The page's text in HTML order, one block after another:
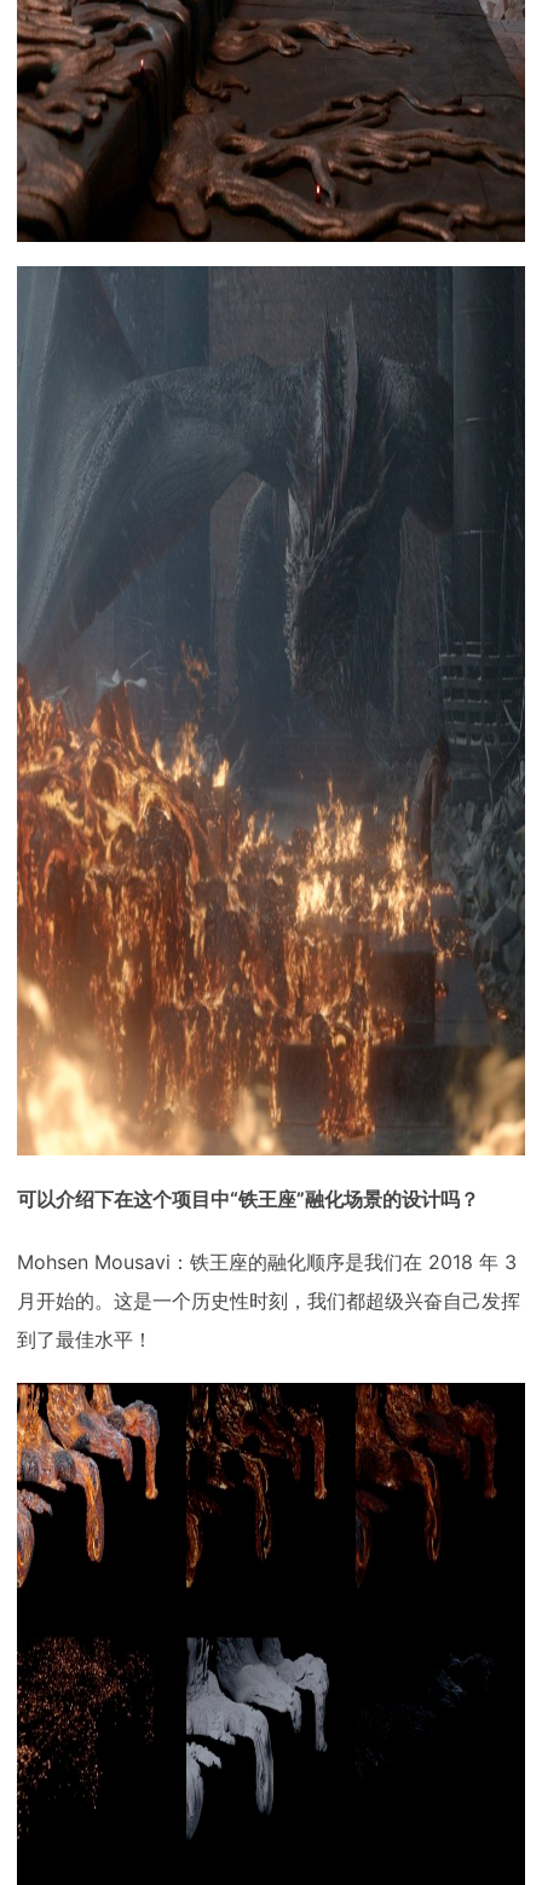
可以介绍下在这个项目中“铁王座”融化场景的设计吗？
Mohsen Mousavi：铁王座的融化顺序是我们在 2018 年 3
月开始的。这是一个历史性时刻，我们都超级兴奋自己发挥
到了最佳水平！